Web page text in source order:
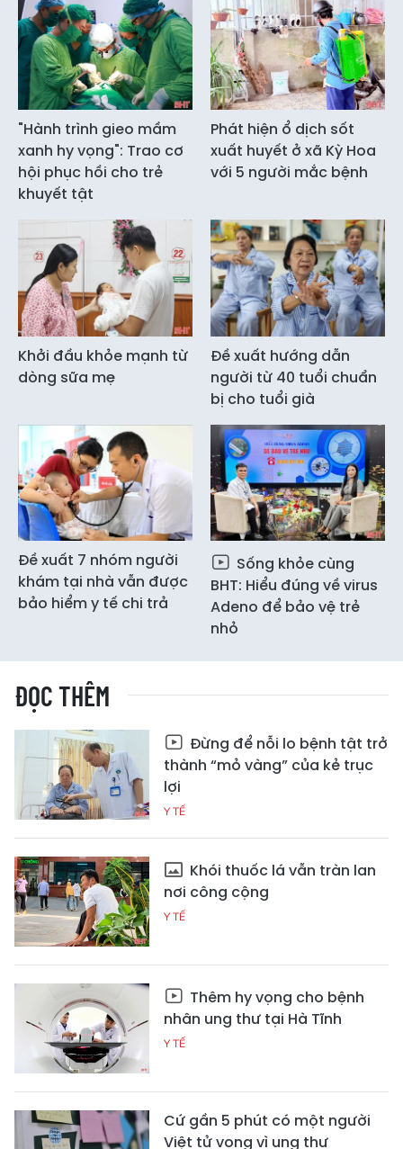
"Hành trình gieo mầm
xanh hy vọng": Trao cơ
hội phục hồi cho trẻ
khuyết tật
Phát hiện ổ dịch sốt
xuất huyết ở xã Kỳ Hoa
với 5 người mắc bệnh
Khởi đầu khỏe mạnh từ
dòng sữa mẹ
Đề xuất hướng dẫn
người từ 40 tuổi chuẩn
bị cho tuổi già
Đề xuất 7 nhóm người
khám tại nhà vẫn được
bảo hiểm y tế chi trả
Sống khỏe cùng
BHT: Hiểu đúng về virus
Adeno để bảo vệ trẻ
nhỏ
ĐỌC THÊM
Đừng để nỗi lo bệnh tật trở
thành “mỏ vàng” của kẻ trục
lợi
Y TẾ
Khói thuốc lá vẫn tràn lan
nơi công cộng
Y TẾ
Thêm hy vọng cho bệnh
nhân ung thư tại Hà Tĩnh
Y TẾ
Cứ gần 5 phút có một người
Việt tử vong vì ung thư